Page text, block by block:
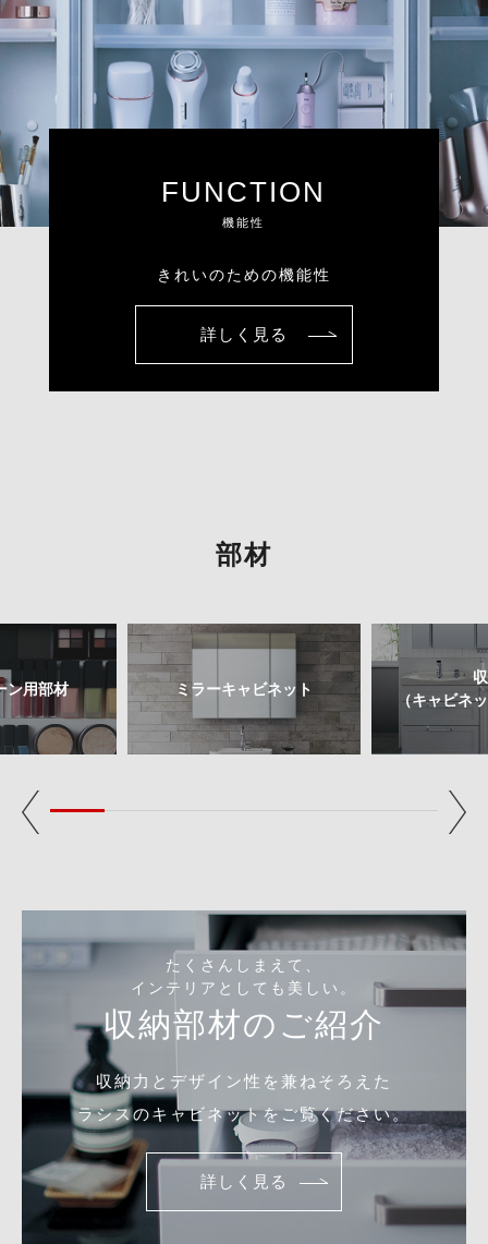
FUNCTION
機能性
きれいのための機能性
詳しく見る
部材
ン用部材 ミラーキャビネット
（キャビネ
たくさんしまえて、
インテリアとしても美しい。
収納部材のご紹介
収納力とデザイン性を兼ねそろえた
ラシスのキャビネットをご覧ください。
詳しく見る